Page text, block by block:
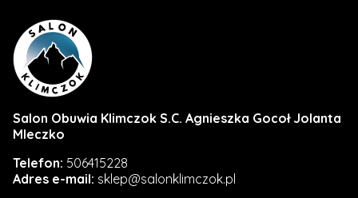
Salon Obuwia Klimczok S.C. Agnieszka Gocoł Jolanta
Mleczko
Telefon: 506415228
Adres e-mail: sklep@salonklimczok.pl